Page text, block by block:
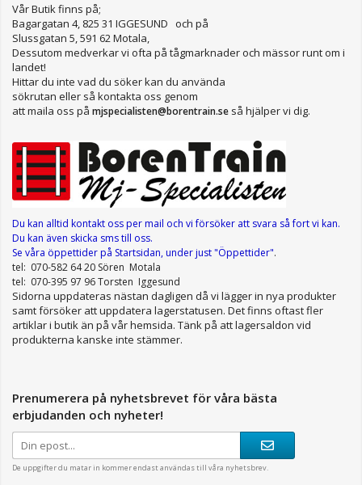
Vår Butik finns på;
Bagargatan 4, 825 31 IGGESUND och på
Slussgatan 5, 591 62 Motala,
Dessutom medverkar vi ofta på tågmarknader och mässor runt om i
landet!
Hittar du inte vad du söker kan du använda
sökrutan eller så kontakta oss genom
att maila oss på mjspecialisten@borentrain.se så hjälper vi dig.
Du kan alltid kontakt oss per mail och vi försöker att svara så fort vi kan.
Du kan även skicka sms till oss.
Se våra öppettiderpå Startsidan, under just "Öppettider".
tel: 070-582 64 20 Sören Motala
tel: 070-395 97 96 Torsten Iggesund
Sidorna uppdateras nästan dagligen då vi lägger in nya produkter
samt försöker att uppdatera lagerstatusen. Det finns oftast fler
artiklar i butik än på vår hemsida. Tänk på att lagersaldon vid
produkterna kanske inte stämmer.
Prenumerera på nyhetsbrevet för våra bästa
erbjudanden och nyheter!
De uppgifter du matar in kommer endast användas till våra nyhetsbrev.